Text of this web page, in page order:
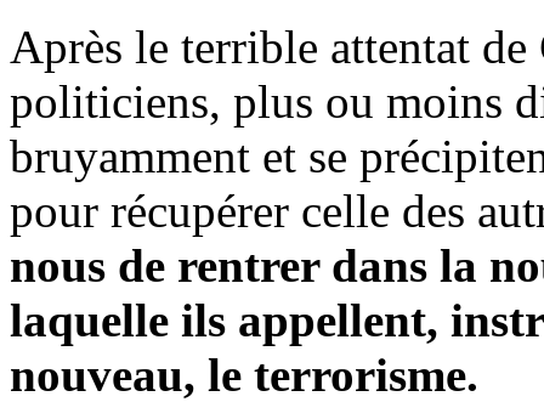
Après le terrible attentat
politiciens, plus ou moins
bruyamment et se
pour récupérer celle des
nous de rentrer dans la
laquelle ils appellent,
nouveau, le terrorisme.